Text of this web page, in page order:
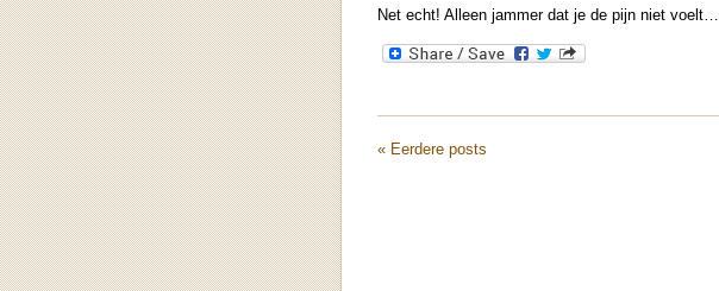
Net echt! Alleen jammer dat je de pijn niet voelt…
« Eerdere posts